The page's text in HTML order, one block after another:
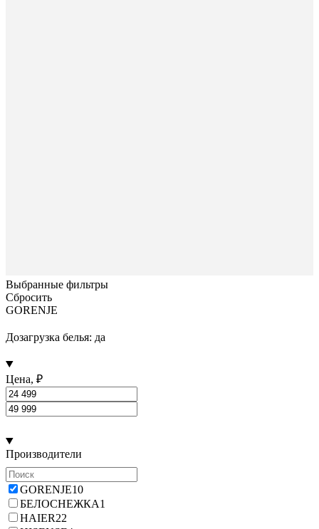
Выбранные фильтры
Сбросить
GORENJE
Дозагрузка белья: да
Цена, ₽
Производители
GORENJE10
БЕЛОСНЕЖКА1
HAIER22